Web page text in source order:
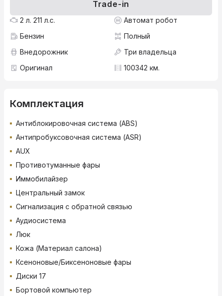
Trade-in
2 л. 211 л.с.
Автомат робот
Бензин
Полный
Внедорожник
Три владельца
Оригинал
100342 км.
Комплектация
Антиблокировочная система (ABS)
Антипробуксовочная система (ASR)
AUX
Противотуманные фары
Иммобилайзер
Центральный замок
Сигнализация с обратной связью
Аудиосистема
Люк
Кожа (Материал салона)
Ксеноновые/Биксеноновые фары
Диски 17
Бортовой компьютер